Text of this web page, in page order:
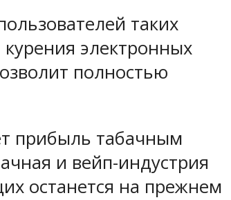
таких
электронных
полностью
прибыль табачным
и вейп-индустрия
останется на прежнем